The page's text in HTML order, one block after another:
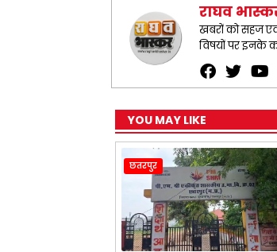
राघव
खबरों को सहज एवं
विषयों पर इनके
YOU MAY LIKE
छतरपुर